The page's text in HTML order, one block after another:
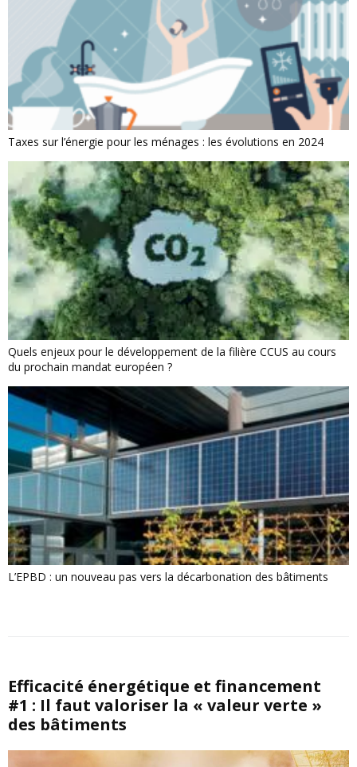
Taxes sur l’énergie pour les ménages : les évolutions en 2024
Quels enjeux pour le développement de la filière CCUS au cours
du prochain mandat européen ?
L’EPBD : un nouveau pas vers la décarbonation des bâtiments
Efficacité énergétique et financement
#1 : Il faut valoriser la « valeur verte »
des bâtiments